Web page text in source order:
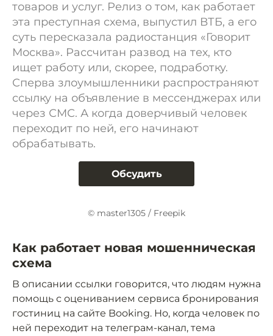
товаров и услуг. Релиз о том, как работает
эта преступная схема, выпустил ВТБ, а его
суть пересказала радиостанция «Говорит
Москва». Рассчитан развод на тех, кто
ищет работу или, скорее, подработку.
Сперва злоумышленники распространяют
ссылку на объявление в мессенджерах или
через СМС. А когда доверчивый человек
переходит по ней, его начинают
обрабатывать.
Обсудить
© master1305 / Freepik
Как работает новая мошенническая
схема
В описании ссылки говорится, что людям нужна
помощь с оцениванием сервиса бронирования
гостиниц на сайте Booking. Но, когда человек по
ней переходит на телеграм-канал, тема